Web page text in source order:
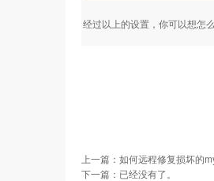
经过以上的设置，你可以想怎
上一篇： 如何远程修复损坏的
下一篇：已经没有了。